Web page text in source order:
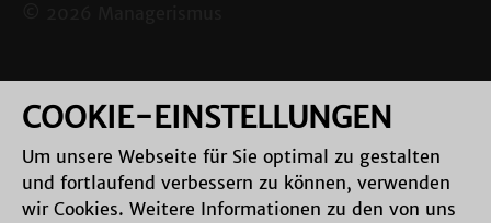
COOKIE-EINSTELLUNGEN
Um unsere Webseite für Sie optimal zu gestalten
und fortlaufend verbessern zu können, verwenden
wir Cookies. Weitere Informationen zu den von uns